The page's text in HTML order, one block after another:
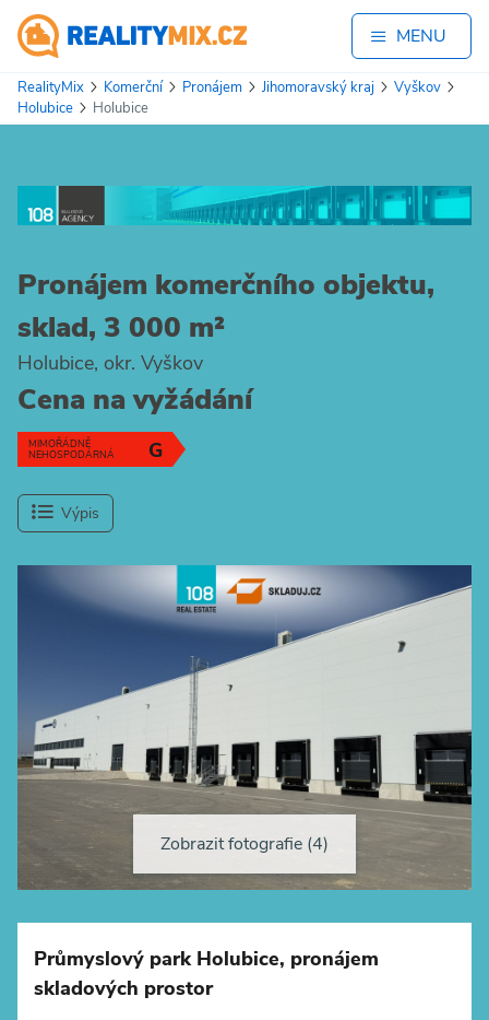
MENU
RealityMix Komerční Pronájem Jihomoravský kraj
Vyškov
Holubice
Holubice
Pronájem komerčního objektu,
sklad, 3 000 m²
Holubice, okr. Vyškov
Cena na vyžádání
G
MIMOŘÁDNĚ
NEHOSPODÁRNÁ
Výpis
+
−
Zobrazit fotografie (4)
Průmyslový park Holubice, pronájem
skladových prostor